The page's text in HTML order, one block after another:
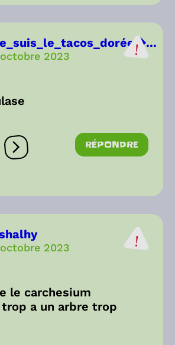
2023
Ouvrir les réactions
RÉPONDRE
2023
le carchesium
a un arbre trop